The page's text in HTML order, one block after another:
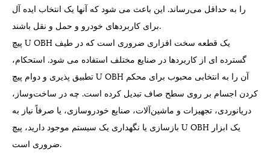
را به حداقل می‌رساند. این باعث می شود که آنها یک انتخاب ایده آل
برای کاربردهای خودرو و حمل و نقل باشند.
پیچ U OBH یک قطعه سخت افزاری ضروری است که در طیف
گسترده ای از کاربردها در صنایع مختلف استفاده می شود. استحکام،
تطبیق پذیری و دوام پیچ U OBH آن را به انتخابی محبوب برای محکم
کردن اجسام بر روی سطح صاف تبدیل کرده است. چه در ساخت‌وساز،
دریانوردی، تجهیزات و ماشین‌آلات، صنایع خودروسازی، یا صرفاً نیاز به
بازسازی یا نگهداری یک سیستم موجود دارید، پیچ U OBH یک ابزار
ضروری است.